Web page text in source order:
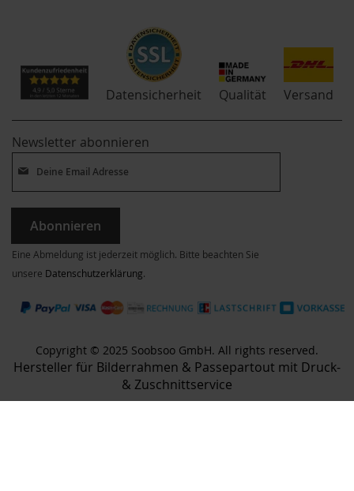
Datensicherheit Qualität Versand
Newsletter abonnieren
Abonnieren
Eine Abmeldung ist jederzeit möglich. Bitte beachten Sie
unsere Datenschutzerklärung.
Copyright © 2025 Soobsoo GmbH. All rights reserved.
Hersteller für Bilderrahmen & Passepartout mit Druck-
& Zuschnittservice